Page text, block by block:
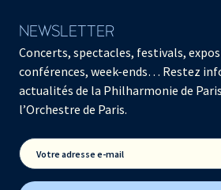
NEWSLETTER
Concerts, spectacles, festivals,
conférences, week-ends… Restez
actualités de la Philharmonie de
l’Orchestre de Paris.
Votre adresse e-mail